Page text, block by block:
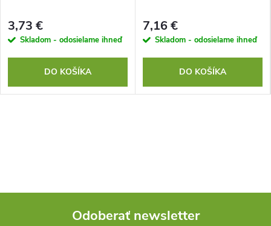
3,73 €
Skladom - odosielame ihneď
DO KOŠÍKA
7,16 €
Skladom - odosielame ihneď
DO KOŠÍKA
Odoberať newsletter